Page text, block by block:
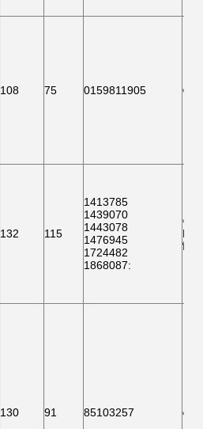
108 75 0159811905 এফ
132 115
1413785
1439070
1443078
1476945
1724482
1868087:
এফ
ভি
130 91 85103257 এফ